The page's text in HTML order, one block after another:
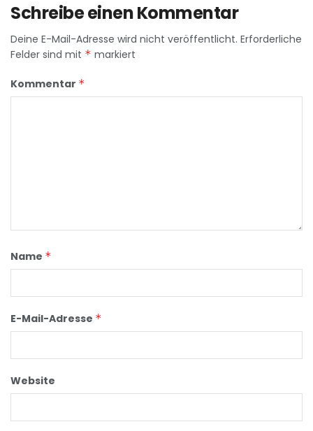
Schreibe einen Kommentar
Deine E-Mail-Adresse wird nicht veröffentlicht. Erforderliche
Felder sind mit * markiert
Kommentar *
Name *
E-Mail-Adresse *
Website